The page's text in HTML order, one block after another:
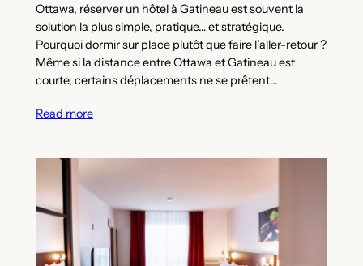
Ottawa, réserver un hôtel à Gatineau est souvent la
solution la plus simple, pratique… et stratégique.
Pourquoi dormir sur place plutôt que faire l’aller-retour ?
Même si la distance entre Ottawa et Gatineau est
courte, certains déplacements ne se prêtent…
Read more